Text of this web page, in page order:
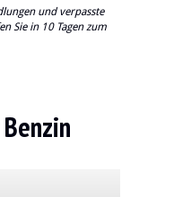
und verpasste
Sie in 10 Tagen zum